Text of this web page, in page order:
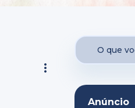
Anúncio